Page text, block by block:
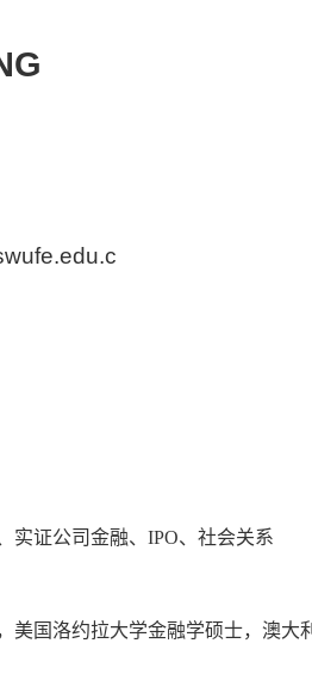
实证公司金融、 IPO、社会关系
美国洛约拉大学金融学硕士，澳